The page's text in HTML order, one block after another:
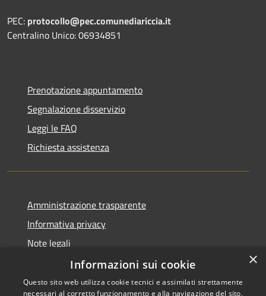
PEC: protocollo@pec.comunediariccia.it
Centralino Unico: 06934851
Prenotazione appuntamento
Segnalazione disservizio
Leggi le FAQ
Richiesta assistenza
Amministrazione trasparente
Informativa privacy
Note legali
Dichiarazione di accessibilità
×
Informazioni sui cookie
Questo sito web utilizza cookie tecnici e assimilati strettamente
necessari al corretto funzionamento e alla navigazione del sito,